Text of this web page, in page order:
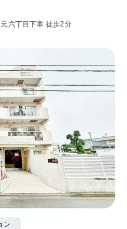
六丁目下車 徒歩2分
ン